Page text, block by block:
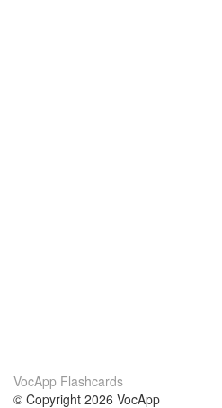
VocApp Flashcards
© Copyright 2026 VocApp